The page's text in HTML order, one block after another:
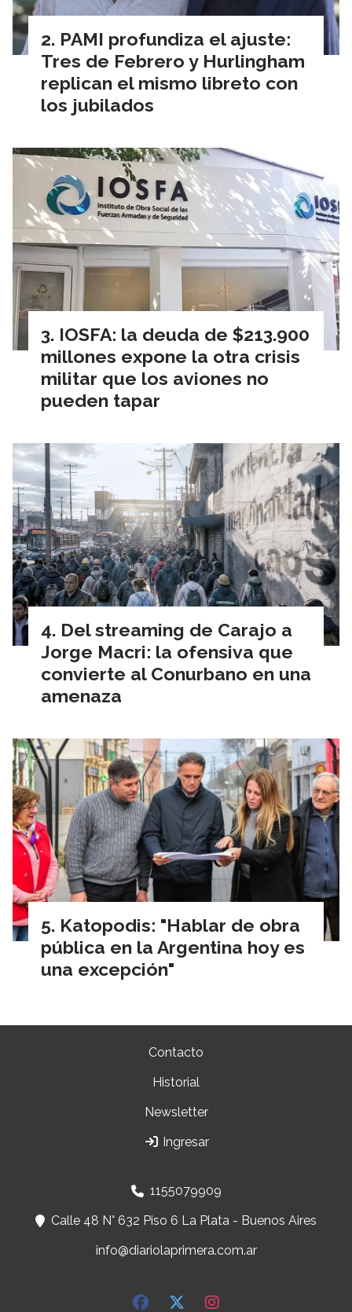
PAMI profundiza el ajuste:
Tres de Febrero y Hurlingham
replican el mismo libreto con
los jubilados
IOSFA: la deuda de $213.900
millones expone la otra crisis
militar que los aviones no
pueden tapar
Del streaming de Carajo a
Jorge Macri: la ofensiva que
convierte al Conurbano en una
amenaza
Katopodis: "Hablar de obra
pública en la Argentina hoy es
una excepción"
Contacto
Historial
Newsletter
Ingresar
1155079909
Calle 48 N° 632 Piso 6 La Plata - Buenos Aires
info@diariolaprimera.com.ar